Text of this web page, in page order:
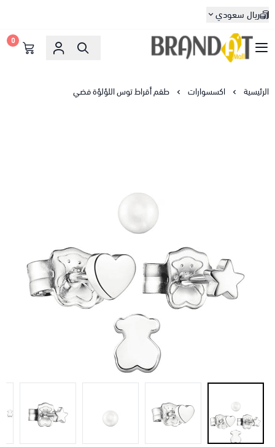
ريال سعودي
براندات مول
0
الرئيسية اكسسوارات طقم أقراط توس اللؤلؤة فضي